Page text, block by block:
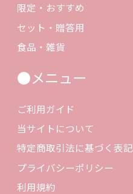
限定・おすすめ
セット・贈答用
食品・雑貨
●メニュー
ご利用ガイド
当サイトについて
特定商取引法に基づく表記
プライバシーポリシー
利用規約